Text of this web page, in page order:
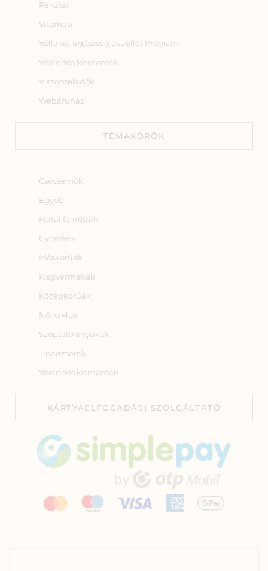
Pénztár
Sitemap
Vállalati Egészség és Jóllét Program
Várandós kismamák
Viszonteladók
Webáruház
TÉMAKÖRÖK
Csecsemők
Egyéb
Fiatal felnőttek
Gyerekek
Időskorúak
Kisgyermekek
Középkorúak
Női ciklus
Szoptató anyukák
Tinédzserek
Várandós kismamák
KÁRTYAELFOGADÁSI SZOLGÁLTATÓ